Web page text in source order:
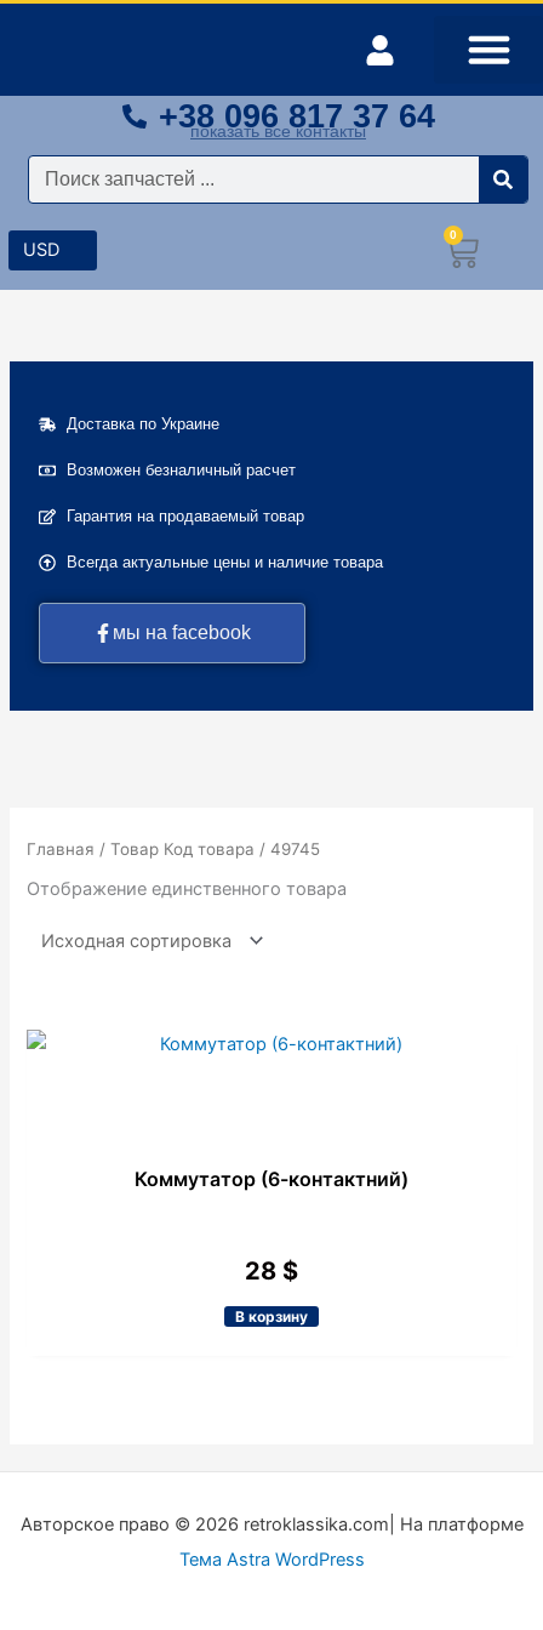
+38 096 817 37 64
показать все контакты
Поиск
0
Доставка по Украине
Возможен безналичный расчет
Гарантия на продаваемый товар
Всегда актуальные цены и наличие товара
мы на facebook
Главная / Товар Код товара / 49745
Отображение единственного товара
Коммутатор (6-контактний)
28 $
В корзину
Авторское право © 2026 retroklassika.com| На платформе
Тема Astra WordPress